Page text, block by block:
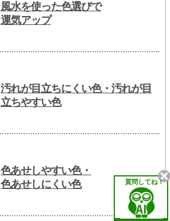
風水を使った色選びで
運気アップ
汚れが目立ちにくい色・汚れが目
立ちやすい色
色あせしやすい色・
色あせしにくい色
質問してね！